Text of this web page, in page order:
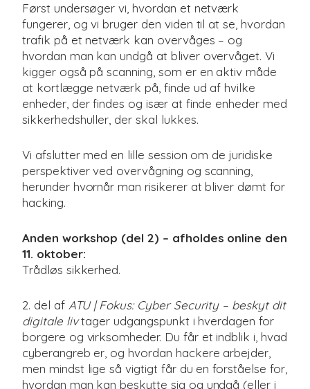
Først undersøger vi, hvordan et netværk
fungerer, og vi bruger den viden til at se, hvordan
trafik på et netværk kan overvåges – og
hvordan man kan undgå at bliver overvåget. Vi
kigger også på scanning, som er en aktiv måde
at kortlægge netværk på, finde ud af hvilke
enheder, der findes og især at finde enheder med
sikkerhedshuller, der skal lukkes.
Vi afslutter med en lille session om de juridiske
perspektiver ved overvågning og scanning,
herunder hvornår man risikerer at bliver dømt for
hacking.
Anden workshop (del 2) – afholdes online den
11. oktober:
Trådløs sikkerhed.
2. del af ATU | Fokus: Cyber Security – beskyt dit
digitale livtager udgangspunkt i hverdagen for
borgere og virksomheder. Du får et indblik i, hvad
cyberangreb er, og hvordan hackere arbejder,
men mindst lige så vigtigt får du en forståelse for,
hvordan man kan beskytte sig og undgå (eller i